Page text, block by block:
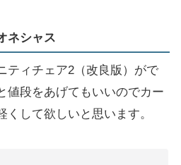
ネシャス
ティチェア2（改良版）がで
値段をあげてもいいのでカー
して欲しいと思います。